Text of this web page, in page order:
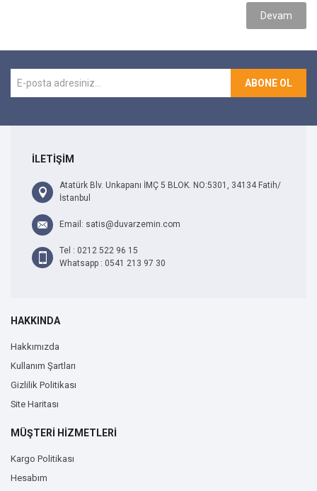
Devam
ABONE OL
İLETİŞİM
Atatürk Blv. Unkapanı İMÇ 5 BLOK. NO:5301, 34134 Fatih/
İstanbul
Email: satis@duvarzemin.com
Tel : 0212 522 96 15
Whatsapp : 0541 213 97 30
HAKKINDA
Hakkımızda
Kullanım Şartları
Gizlilik Politikası
Site Haritası
MÜŞTERİ HİZMETLERİ
Kargo Politikası
Hesabım